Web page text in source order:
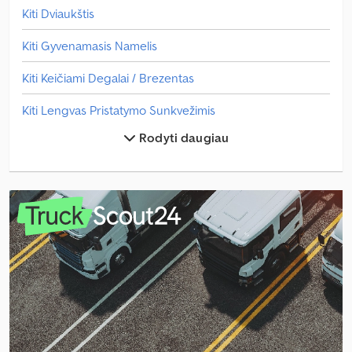
Kiti Dviaukštis
Kiti Gyvenamasis Namelis
Kiti Keičiami Degalai / Brezentas
Kiti Lengvas Pristatymo Sunkvežimis
Kiti Pasiekite Krautuvą
Kiti Paspauskite
Kiti Priekabos
Kiti Rąstinis Sunkvežimis
Kiti Savivartis
Kiti Savivartis Sunkvežimis
Kiti Siurbimo / Plovimo Transporto Priemonė
Rodyti daugiau